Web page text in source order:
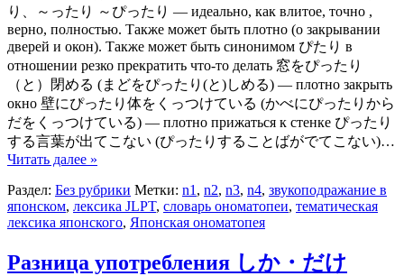
り、～ったり ～ぴったり — идеально, как влитое, точно ,
верно, полностью. Также может быть плотно (о закрывании
дверей и окон). Также может быть синонимом ぴたり в
отношении резко прекратить что-то делать 窓をぴったり
（と）閉める (まどをぴったり(と)しめる) — плотно закрыть
окно 壁にぴったり体をくっつけている (かべにぴったりから
だをくっつけている) — плотно прижаться к стенке ぴったり
する言葉が出てこない (ぴったりすることばがでてこない)…
Читать далее »
Раздел: Без рубрики Метки: n1 , n2, n3, n4, звукоподражание в
японском, лексика JLPT, словарь ономатопеи, тематическая
лексика японского, Японская ономатопея
Разница употребления しか・だけ